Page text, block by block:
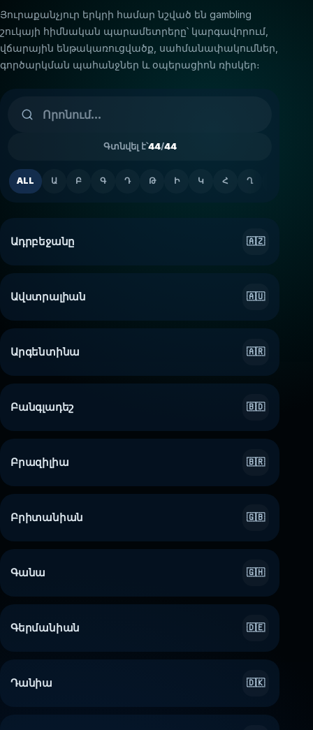
Յուրաքանչյուր երկրի համար նշված են gambling
շուկայի հիմնական պարամետրերը՝ կարգավորում,
վճարային ենթակառուցվածք, սահմանափակումներ,
գործարկման պահանջներ և օպերացիոն ռիսկեր։
Գտնվել է՝44/44
ALL Ա Բ Գ Դ Թ Ի Կ Հ Ղ
Ադրբեջանը 🇦🇿
Ավստրալիան 🇦🇺
Արգենտինա 🇦🇷
Բանգլադեշ 🇧🇩
Բրազիլիա 🇧🇷
Բրիտանիան 🇬🇧
Գանա 🇬🇭
Գերմանիան 🇩🇪
Դանիա 🇩🇰